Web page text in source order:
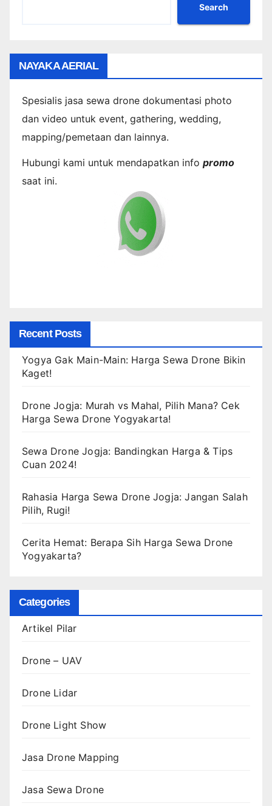
Search
NAYAKA AERIAL
Spesialis jasa sewa drone dokumentasi photo
dan video untuk event, gathering, wedding,
mapping/pemetaan dan lainnya.
Hubungi kami untuk mendapatkan info promo
saat ini.
Recent Posts
Yogya Gak Main-Main: Harga Sewa Drone Bikin
Kaget!
Drone Jogja: Murah vs Mahal, Pilih Mana? Cek
Harga Sewa Drone Yogyakarta!
Sewa Drone Jogja: Bandingkan Harga & Tips
Cuan 2024!
Rahasia Harga Sewa Drone Jogja: Jangan Salah
Pilih, Rugi!
Cerita Hemat: Berapa Sih Harga Sewa Drone
Yogyakarta?
Categories
Artikel Pilar
Drone – UAV
Drone Lidar
Drone Light Show
Jasa Drone Mapping
Jasa Sewa Drone